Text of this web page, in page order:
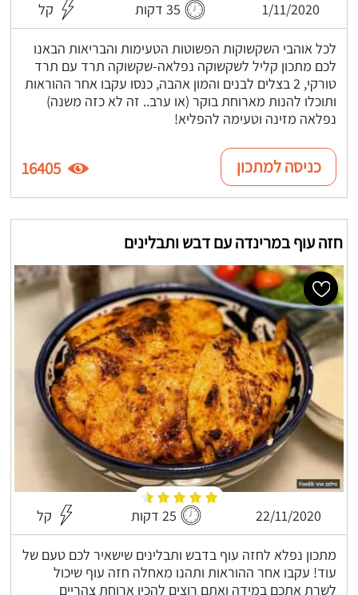
1/11/2020 35 דקות קל
לכל אוהבי השקשוקות הפשוטות הטעימות והבריאות הבאנו
לכם מתכון קליל לשקשוקה נפלאה-שקשוקה תרד עם תרד
טורקי, 2 בצלים לבנים והמון אהבה, כנסו עקבו אחר ההוראות
ותוכלו להנות מארוחת בוקר (או ערב.. זה לא כזה משנה)
נפלאה מזינה וטעימה להפליא!
כניסה למתכון 16405
חזה עוף במרינדה עם דבש ותבלינים
22/11/2020 25 דקות קל
מתכון נפלא לחזה עוף בדבש ותבלינים שישאיר לכם טעם של
עוד! עקבו אחר ההוראות ותהנו מאחלה חזה עוף שיכול
לשרת אתכם במידה ואתם רוצים להכין ארוחת צהריים